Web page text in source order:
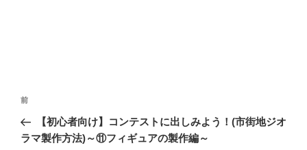
投
ナ
前
の
投
前
【初心者向け】コンテストに出しみよう！(市街地ジオ
ラマ製作方法)～⑪フィギュアの製作編～